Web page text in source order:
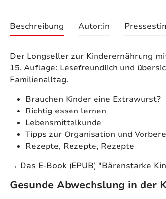
Beschreibung Autor:in
Der Longseller zur Kinderernährung
15. Auflage: Lesefreundlich und
Familienalltag.
Brauchen Kinder eine Extrawurst?
Richtig essen lernen
Lebensmittelkunde
Tipps zur Organisation und
Rezepte, Rezepte, Rezepte
→ Das E-Book (EPUB) "Bärenstarke
Gesunde Abwechslung in der